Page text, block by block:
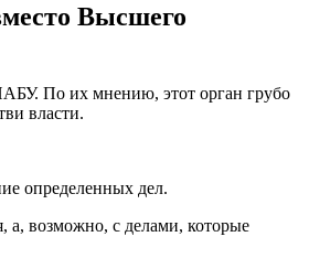
Высшего
По их мнению, этот орган грубо
власти.
определенных дел.
а, возможно, с делами, которые